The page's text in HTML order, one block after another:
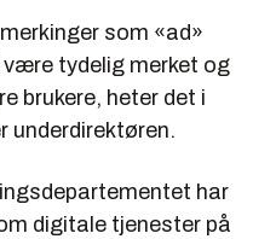
som «ad»
være tydelig merket og
brukere, heter det i
underdirektøren.
har
digitale tjenester på